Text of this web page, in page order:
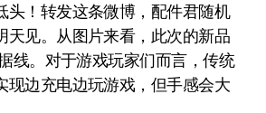
头！转发这条微博，配件君随机
天见。从图片来看，此次的新品
线。对于游戏玩家们而言，传统
现边充电边玩游戏，但手感会大